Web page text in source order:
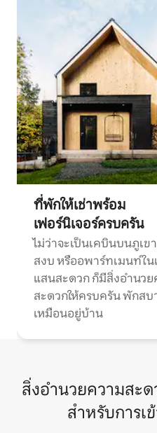
ที่พักให้เช่าพร้อม
เฟอร์นิเจอร์ครบครัน
ไม่ว่าจะเป็นเคบินบนภูเข
สงบ หรืออพาร์ทเมนท์ใน
แสนสะดวก ก็มีสิ่งอำนวย
สะดวกให้ครบครัน พักสบ
เหมือนอยู่บ้าน
สิ่งอำนวยความสะ
สำหรับการเ